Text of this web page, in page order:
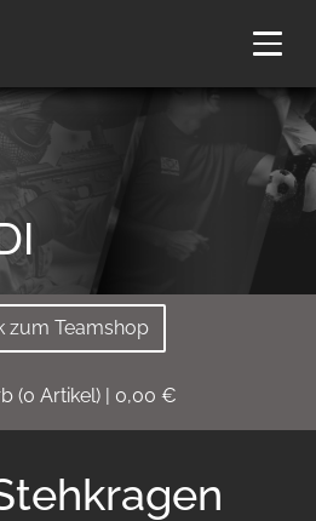
zum Teamshop
(0 Artikel) | 0,00 €